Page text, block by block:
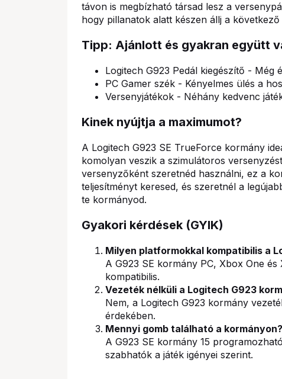
távon is megbízható társad lesz a
hogy pillanatok alatt készen állj a
Tipp: Ajánlott és gyakran együtt
Logitech G923 Pedál kiegészítő - Még
PC Gamer szék - Kényelmes ülés a
Versenyjátékok - Néhány kedvenc
Kinek nyújtja a maximumot?
A Logitech G923 SE TrueForce kormány
komolyan veszik a szimulátoros
versenyzőként szeretnéd használni, ez a
teljesítményt keresed, és szeretnél a
te kormányod.
Gyakori kérdések (GYIK)
Milyen platformokkal kompatibilis a
A G923 SE kormány PC, Xbox One
kompatibilis.
Vezeték nélküli a Logitech G923
Nem, a Logitech G923 kormány
érdekében.
Mennyi gomb található a kormányon?
A G923 SE kormány 15
szabhatók a játék igényei szerint.